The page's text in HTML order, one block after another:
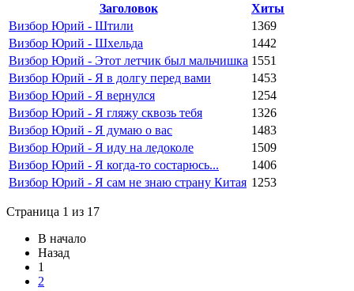
Заголовок
Хиты
Визбор Юрий - Штили
1369
Визбор Юрий - Шхельда
1442
Визбор Юрий - Этот летчик был мальчишка 1551
Визбор Юрий - Я в долгу перед вами
1453
Визбор Юрий - Я вернулся
1254
Визбор Юрий - Я гляжу сквозь тебя
1326
Визбор Юрий - Я думаю о вас
1483
Визбор Юрий - Я иду на ледоколе
1509
Визбор Юрий - Я когда-то состарюсь...
1406
Визбор Юрий - Я сам не знаю страну Китая 1253
Страница 1 из 17
В начало
Назад
1
2